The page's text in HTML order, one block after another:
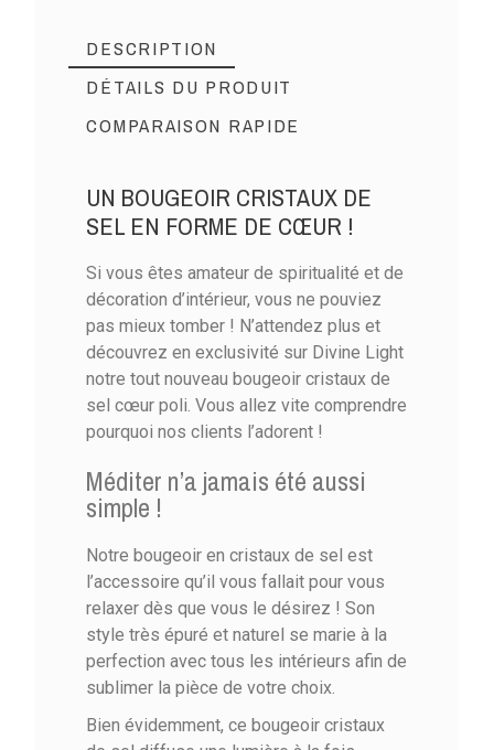
DESCRIPTION
DÉTAILS DU PRODUIT
COMPARAISON RAPIDE
UN BOUGEOIR CRISTAUX DE
SEL EN FORME DE CŒUR !
Si vous êtes amateur de spiritualité et de
décoration d’intérieur, vous ne pouviez
pas mieux tomber ! N’attendez plus et
découvrez en exclusivité sur Divine Light
notre tout nouveau bougeoir cristaux de
sel cœur poli. Vous allez vite comprendre
pourquoi nos clients l’adorent !
Méditer n’a jamais été aussi
simple !
Notre bougeoir en cristaux de sel est
l’accessoire qu’il vous fallait pour vous
relaxer dès que vous le désirez ! Son
style très épuré et naturel se marie à la
perfection avec tous les intérieurs afin de
sublimer la pièce de votre choix.
Bien évidemment, ce bougeoir cristaux